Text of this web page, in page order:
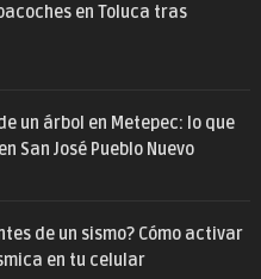
en Toluca tras
un árbol en Metepec: lo que
San José Pueblo Nuevo
de un sismo? Cómo activar
en tu celular